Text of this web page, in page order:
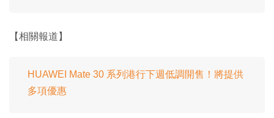
【相關報道】
HUAWEI Mate 30 系列港行下週低調開售！將提供
多項優惠